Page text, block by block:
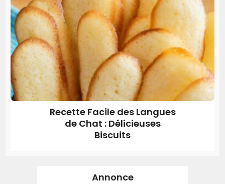
Recette Facile des Langues
de Chat : Délicieuses
Biscuits
Annonce